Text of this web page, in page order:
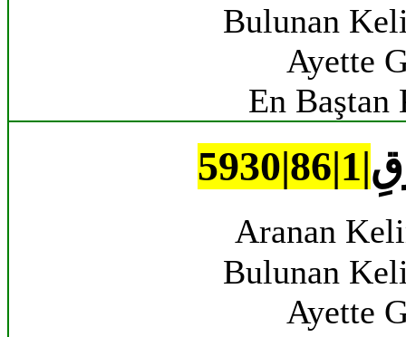
Bulunan
Ayette
En Baştan
Aranan
Bulunan
Ayette